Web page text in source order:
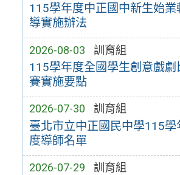
115學年度中正國中新生始業
導實施辦法
2026-08-03 訓育組
115學年度全國學生創意戲劇
賽實施要點
2026-07-30 訓育組
臺北市立中正國民中學115學
度導師名單
2026-07-29 訓育組